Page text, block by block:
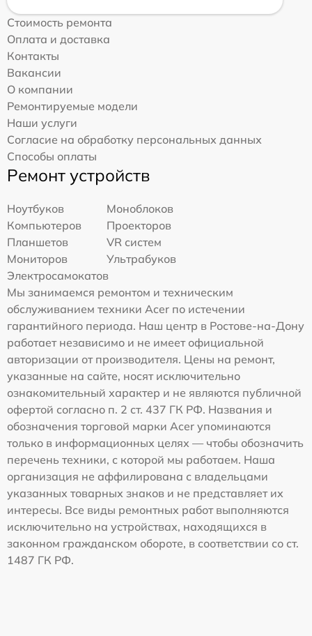
Стоимость ремонта
Оплата и доставка
Контакты
Вакансии
О компании
Ремонтируемые модели
Наши услуги
Согласие на обработку персональных данных
Способы оплаты
Ремонт устройств
Ноутбуков
Моноблоков
Компьютеров
Проекторов
Планшетов
VR систем
Мониторов
Ультрабуков
Электросамокатов
Мы занимаемся ремонтом и техническим
обслуживанием техники Acer по истечении
гарантийного периода. Наш центр в Ростове-на-Дону
работает независимо и не имеет официальной
авторизации от производителя. Цены на ремонт,
указанные на сайте, носят исключительно
ознакомительный характер и не являются публичной
офертой согласно п. 2 ст. 437 ГК РФ. Названия и
обозначения торговой марки Acer упоминаются
только в информационных целях — чтобы обозначить
перечень техники, с которой мы работаем. Наша
организация не аффилирована с владельцами
указанных товарных знаков и не представляет их
интересы. Все виды ремонтных работ выполняются
исключительно на устройствах, находящихся в
законном гражданском обороте, в соответствии со ст.
1487 ГК РФ.